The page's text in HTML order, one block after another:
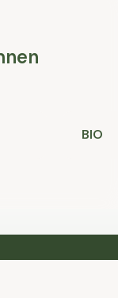
BIO